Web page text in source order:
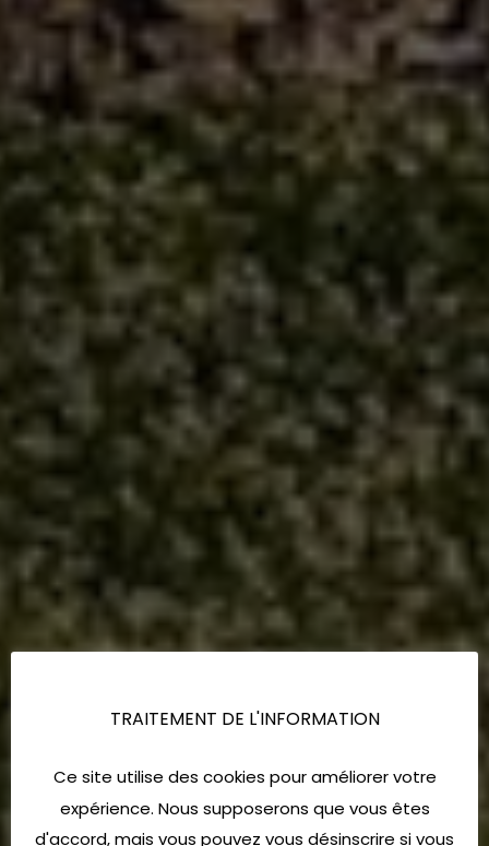
TRAITEMENT DE L'INFORMATION
Ce site utilise des cookies pour améliorer votre
expérience. Nous supposerons que vous êtes
d'accord, mais vous pouvez vous désinscrire si vous